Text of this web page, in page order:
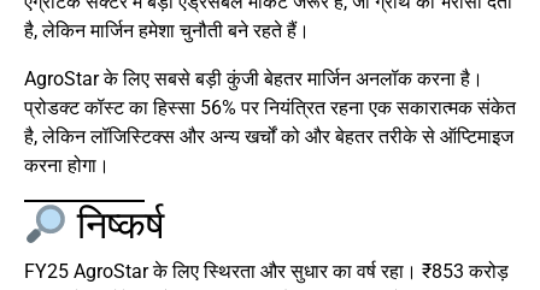
है, लेकिन मार्जिन हमेशा चुनौती बने रहते हैं।
AgroStar के लिए सबसे बड़ी कुंजी बेहतर मार्जिन अनलॉक करना है।
प्रोडक्ट कॉस्ट का हिस्सा 56% पर नियंत्रित रहना एक सकारात्मक संकेत
है, लेकिन लॉजिस्टिक्स और अन्य खर्चों को और बेहतर तरीके से ऑप्टिमाइज
करना होगा।
निष्कर्ष
FY25 AgroStar के लिए स्थिरता और सुधार का वर्ष रहा। ₹853 करोड़